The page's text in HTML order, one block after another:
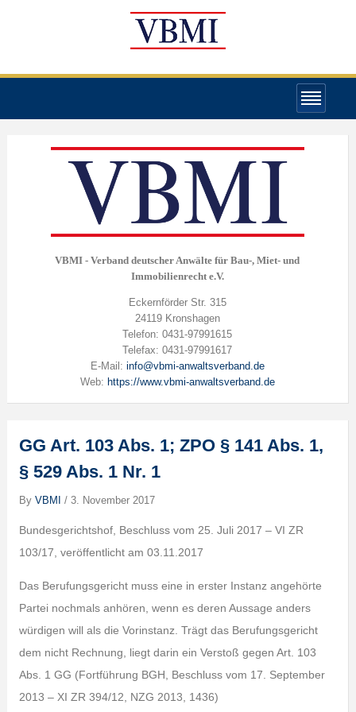
VBMI - Verband deutscher Anwälte für Bau-, Miet- und
Immobilienrecht e.V.
Eckernförder Str. 315
24119 Kronshagen
Telefon: 0431-97991615
Telefax: 0431-97991617
E-Mail: info@vbmi-anwaltsverband.de
Web: https://www.vbmi-anwaltsverband.de
GG Art. 103 Abs. 1; ZPO § 141 Abs. 1,
§ 529 Abs. 1 Nr. 1
By VBMI / 3. November 2017
Bundesgerichtshof, Beschluss vom 25. Juli 2017 – VI ZR
103/17, veröffentlicht am 03.11.2017
Das Berufungsgericht muss eine in erster Instanz angehörte
Partei nochmals anhören, wenn es deren Aussage anders
würdigen will als die Vorinstanz. Trägt das Berufungsgericht
dem nicht Rechnung, liegt darin ein Verstoß gegen Art. 103
Abs. 1 GG (Fortführung BGH, Beschluss vom 17. September
2013 – XI ZR 394/12, NZG 2013, 1436)